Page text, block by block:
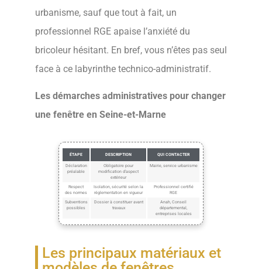
urbanisme, sauf que tout à fait, un
professionnel RGE apaise l’anxiété du
bricoleur hésitant. En bref, vous n’êtes pas seul
face à ce labyrinthe technico-administratif.
Les démarches administratives pour changer
une fenêtre en Seine-et-Marne
ÉTAPE DESCRIPTION QUI CONTACTER
Déclaration
préalable
Obligatoire pour
modification d’aspect
extérieur
Mairie, service urbanisme
Respect
des normes
Isolation, sécurité selon la
réglementation en vigueur
Professionnel certifié
RGE
Subventions
possibles
Dossier à constituer avant
travaux
Anah, Conseil
départemental,
entreprises locales
Les principaux matériaux et